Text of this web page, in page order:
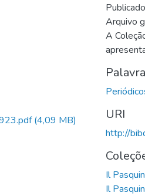
(4,09 MB)
Arquivo
A
URI
http://
Il
Il